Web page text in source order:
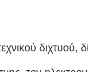
διχτυού,